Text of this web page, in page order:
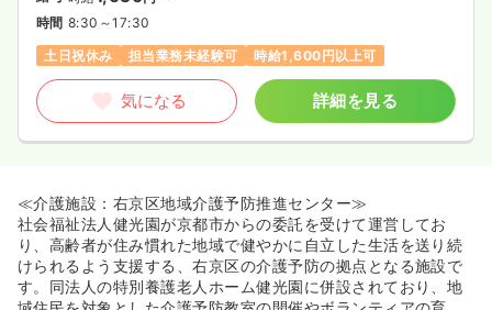
時間 8:30～17:30
土日祝休み
担当業務未経験可 時給1,600円以上可
気になる 詳細を見る
≪介護施設：右京区地域介護予防推進センター≫
社会福祉法人健光園が京都市からの委託を受けて運営してお
り、高齢者が住み慣れた地域で健やかに自立した生活を送り続
けられるよう支援する、右京区の介護予防の拠点となる施設で
す。同法人の特別養護老人ホーム健光園に併設されており、地